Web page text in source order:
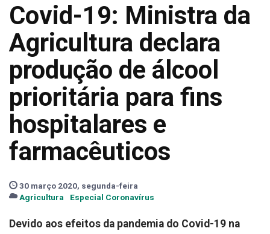
Covid-19: Ministra da
Agricultura declara
produção de álcool
prioritária para fins
hospitalares e
farmacêuticos
30 março 2020, segunda-feira
Agricultura
Especial Coronavírus
Devido aos efeitos da pandemia do Covid-19 na